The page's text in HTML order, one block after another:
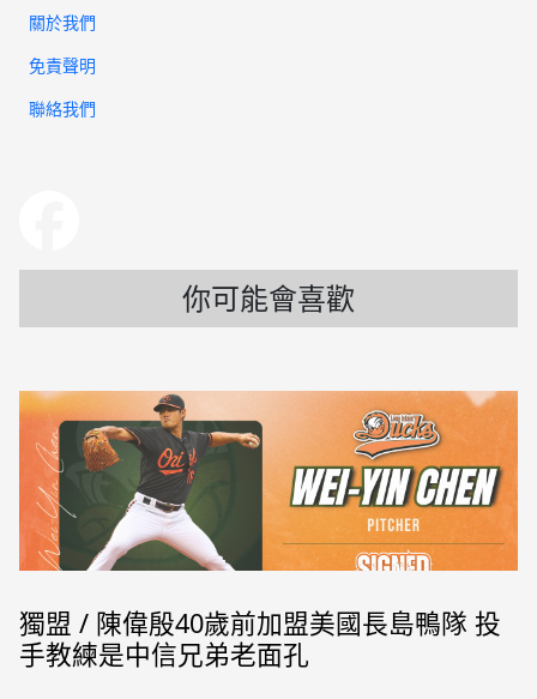
關於我們
免責聲明
聯絡我們
你可能會喜歡
獨盟 / 陳偉殷40歲前加盟美國長島鴨隊 投
手教練是中信兄弟老面孔